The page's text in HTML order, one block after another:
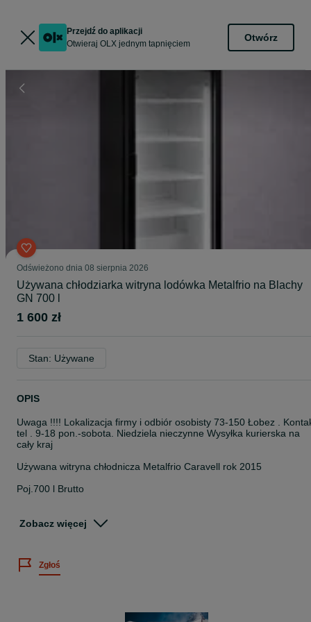
Przejdź do aplikacji
Otwieraj OLX jednym tapnięciem
Otwórz
Odświeżono dnia 08 sierpnia 2026
Używana chłodziarka witryna lodówka Metalfrio na Blachy
GN 700 l
1 600 zł
Stan: Używane
OPIS
Uwaga !!!! Lokalizacja firmy i odbiór osobisty 73-150 Łobez .
tel . 9-18 pon.-sobota. Niedziela nieczynne Wysyłka kurierska na
cały kraj
Używana witryna chłodnicza Metalfrio Caravell rok 2015
Poj.700 l Brutto
– wysokość 210 cm
Zobacz więcej
Zgłoś